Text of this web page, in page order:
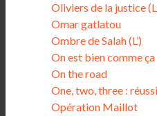
Oliviers de la justice
Omar gatlatou
Ombre de Salah (L’)
On est bien comme ça
On the road
One, two, three :
Opération Maillot